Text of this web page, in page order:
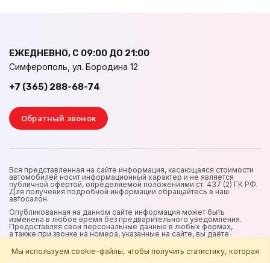
ЕЖЕДНЕВНО, С 09:00 ДО 21:00
Симферополь, ул. Бородина 12
+7 (365) 288-68-74
Обратный звонок
Вся представленная на сайте информация, касающаяся стоимости
автомобилей носит информационный характер и не является
публичной офертой, определяемой положениями ст. 437 (2) ГК РФ.
Для получения подробной информации обращайтесь в наш
автосалон.
Опубликованная на данном сайте информация может быть
изменена в любое время без предварительного уведомления.
Предоставляя свои персональные данные в любых формах,
а также при звонке на номера, указанные на сайте, вы даёте
согласие на обработку и использование персональных данных
в интересах владельца сайта.
Мы используем cookie-файлы, чтобы получить статистику, которая